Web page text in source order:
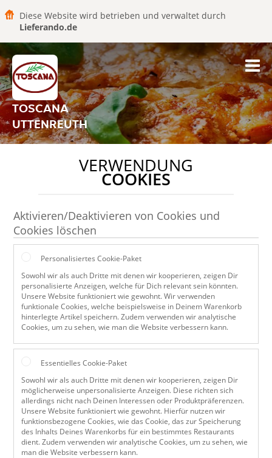
Diese Website wird betrieben und verwaltet durch
Lieferando.de
TOSCANA
UTTENREUTH
VERWENDUNG
COOKIES
Aktivieren/Deaktivieren von Cookies und
Cookies löschen
Personalisiertes Cookie-Paket
Sowohl wir als auch Dritte mit denen wir kooperieren, zeigen Dir
personalisierte Anzeigen, welche für Dich relevant sein könnten.
Unsere Website funktioniert wie gewohnt. Wir verwenden
funktionale Cookies, welche beispielsweise in Deinem Warenkorb
hinterlegte Artikel speichern. Zudem verwenden wir analytische
Cookies, um zu sehen, wie man die Website verbessern kann.
Essentielles Cookie-Paket
Sowohl wir als auch Dritte mit denen wir kooperieren, zeigen Dir
möglicherweise unpersonalisierte Anzeigen. Diese richten sich
allerdings nicht nach Deinen Interessen oder Produktpräferenzen.
Unsere Website funktioniert wie gewohnt. Hierfür nutzen wir
funktionsbezogene Cookies, wie das Cookie, das zur Speicherung
des Inhalts Deines Warenkorbs für ein bestimmtes Restaurants
dient. Zudem verwenden wir analytische Cookies, um zu sehen, wie
man die Website verbessern kann.